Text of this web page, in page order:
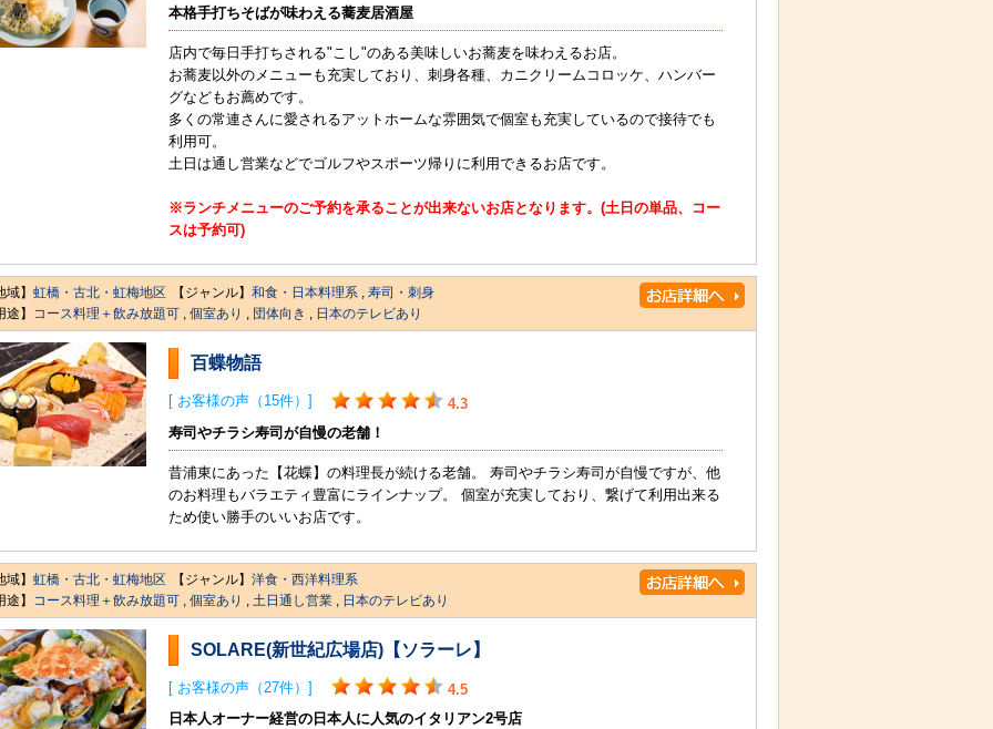
本格手打ちそばが味わえる蕎麦居酒屋
店内で毎日手打ちされる"こし"のある美味しいお蕎麦を味わえるお店。
お蕎麦以外のメニューも充実しており、刺身各種、カニクリームコロッケ、ハンバー
グなどもお薦めです。
多くの常連さんに愛されるアットホームな雰囲気で個室も充実しているので接待でも
利用可。
土日は通し営業などでゴルフやスポーツ帰りに利用できるお店です。
※ランチメニューのご予約を承ることが出来ないお店となります。(土日の単品、コー
スは予約可)
域】 虹橋・古北・虹梅地区 【ジャンル】 和食・日本料理系 , 寿司・刺身
途】 コース料理＋飲み放題可 , 個室あり , 団体向き , 日本のテレビあり
百蝶物語
[ お客様の声（15件）]
4.3
寿司やチラシ寿司が自慢の老舗！
昔浦東にあった【花蝶】の料理長が続ける老舗。 寿司やチラシ寿司が自慢ですが、他
のお料理もバラエティ豊富にラインナップ。 個室が充実しており、繋げて利用出来る
ため使い勝手のいいお店です。
域】 虹橋・古北・虹梅地区 【ジャンル】 洋食・西洋料理系
途】 コース料理＋飲み放題可 , 個室あり , 土日通し営業 , 日本のテレビあり
SOLARE(新世紀広場店)【ソラーレ】
[ お客様の声（27件）]
4.5
日本人オーナー経営の日本人に人気のイタリアン2号店